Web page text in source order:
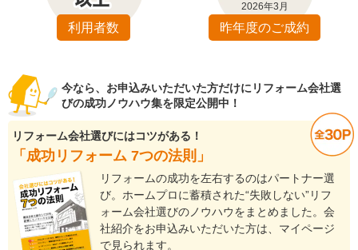
利用者数
2026年3月
昨年度のご成約
今なら、お申込みいただいた方だけにリフォーム会社選
びの成功ノウハウ集を限定公開中！
リフォーム会社選びにはコツがある！
「成功リフォーム 7つの法則」
リフォームの成功を左右するのはパートナー選
び。ホームプロに蓄積された“失敗しない”リフ
ォーム会社選びのノウハウをまとめました。会
社紹介をお申込みいただいた方は、マイページ
で見られます。